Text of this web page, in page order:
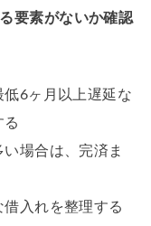
要素がないか確認
6ヶ月以上遅延な
る
場合は、完済ま
入れを整理する